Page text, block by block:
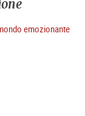
emozionante